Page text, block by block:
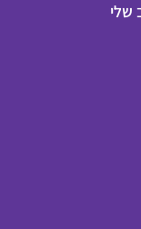
שלי